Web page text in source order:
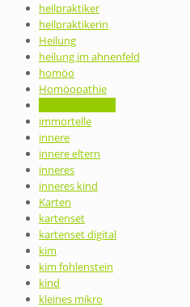
heilpraktiker
heilpraktikerin
Heilung
heilung im ahnenfeld
homöo
Homöopathie
immortelle
innere
innere eltern
inneres
inneres kind
Karten
kartenset
kartenset digital
kim
kim fohlenstein
kind
kleines mikro